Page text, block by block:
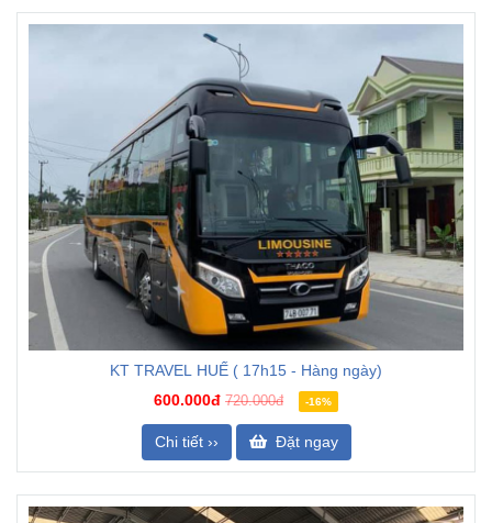
KT TRAVEL HUẾ ( 17h15 - Hàng ngày)
600.000đ 720.000đ -16%
Chi tiết ›› Đặt ngay